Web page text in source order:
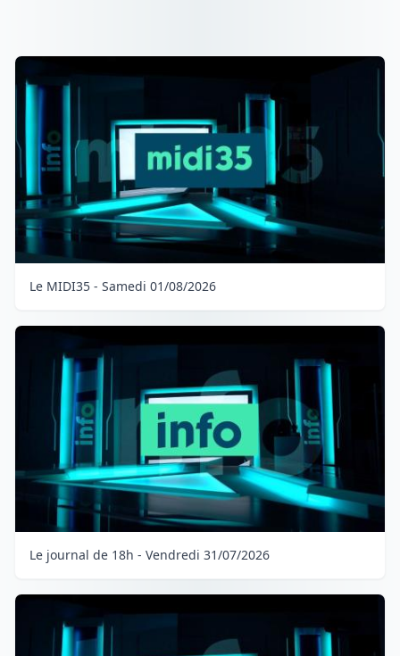
Le MIDI35 - Samedi 01/08/2026
Le journal de 18h - Vendredi 31/07/2026